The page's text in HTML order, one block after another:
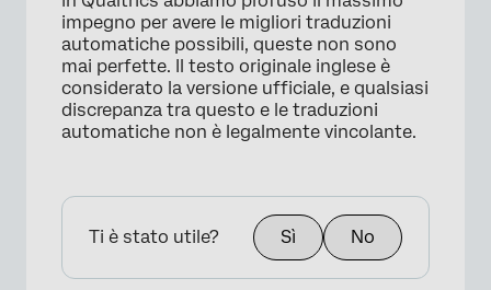
impegno per avere le migliori traduzioni
automatiche possibili, queste non sono
mai perfette. Il testo originale inglese è
considerato la versione ufficiale, e qualsiasi
discrepanza tra questo e le traduzioni
automatiche non è legalmente vincolante.
Ti è stato utile? Sì No